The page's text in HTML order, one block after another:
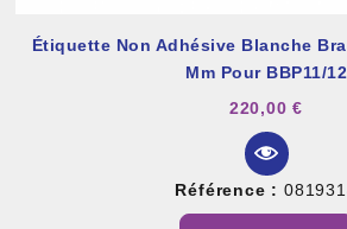
Étiquette Non Adhésive Blanche
Mm Pour BBP11/12
220,00 €
Référence :